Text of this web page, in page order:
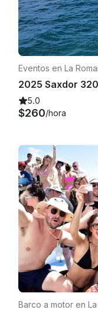
Eventos en La
5.0
$260/hora
Barco a motor en La